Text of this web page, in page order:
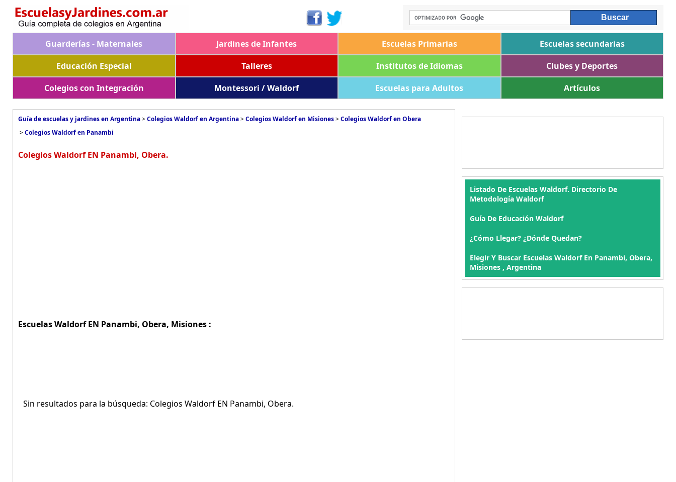
Guarderías - Maternales Jardines de Infantes Escuelas Primarias
Escuelas secundarias
Educación Especial
Talleres Institutos de Idiomas
Clubes y Deportes
Colegios con Integración
Montessori / Waldorf Escuelas para Adultos Artículos
Guía de escuelas y jardines en Argentina>Colegios Waldorf en Argentina>Colegios Waldorf en Misiones>Colegios Waldorf en Obera
>Colegios Waldorf en Panambi
Colegios Waldorf EN Panambi, Obera.
Escuelas Waldorf EN Panambi, Obera, Misiones :
Sin resultados para la búsqueda: Colegios Waldorf EN Panambi, Obera.
Listado De Escuelas Waldorf. Directorio De
Metodología Waldorf
Guía De Educación Waldorf
¿Cómo Llegar? ¿Dónde Quedan?
Elegir Y Buscar Escuelas Waldorf En Panambi, Obera,
Misiones , Argentina